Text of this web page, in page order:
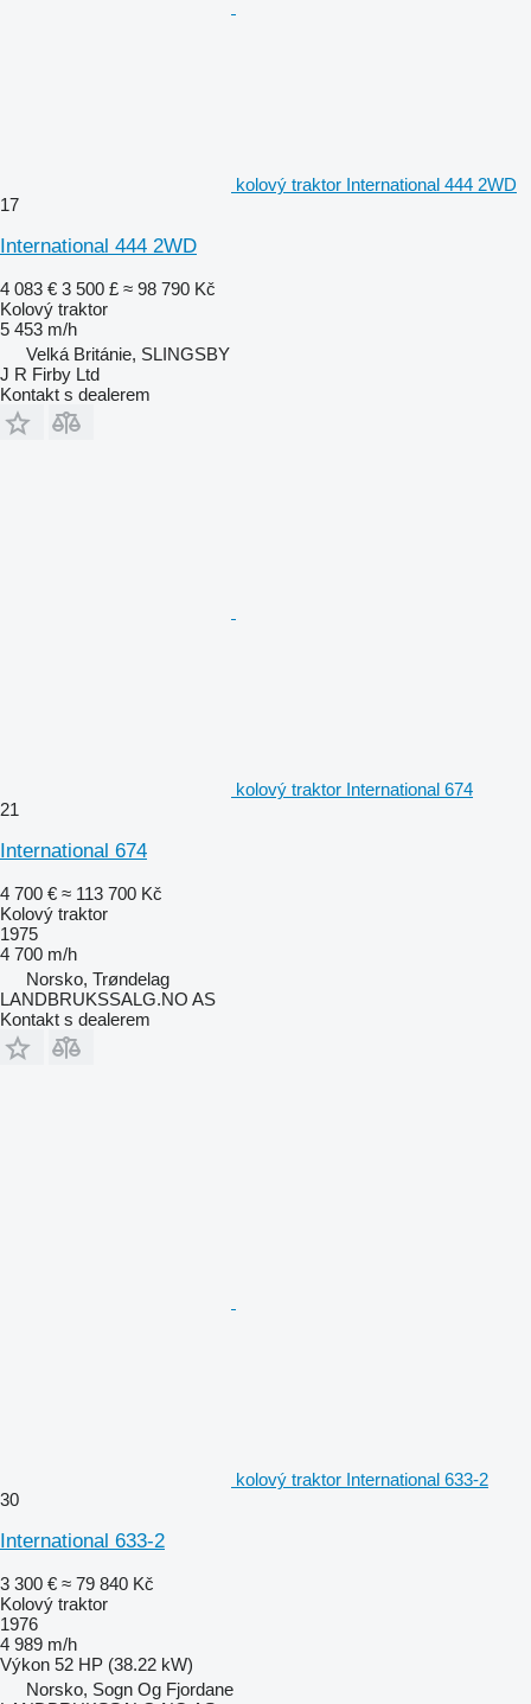
kolový traktor International 444 2WD
17
International 444 2WD
4 083 € 3 500 £ ≈ 98 790 Kč
Kolový traktor
5 453 m/h
Velká Británie, SLINGSBY
J R Firby Ltd
Kontakt s dealerem
kolový traktor International 674
21
International 674
4 700 € ≈ 113 700 Kč
Kolový traktor
1975
4 700 m/h
Norsko, Trøndelag
LANDBRUKSSALG.NO AS
Kontakt s dealerem
kolový traktor International 633-2
30
International 633-2
3 300 € ≈ 79 840 Kč
Kolový traktor
1976
4 989 m/h
Výkon 52 HP (38.22 kW)
Norsko, Sogn Og Fjordane